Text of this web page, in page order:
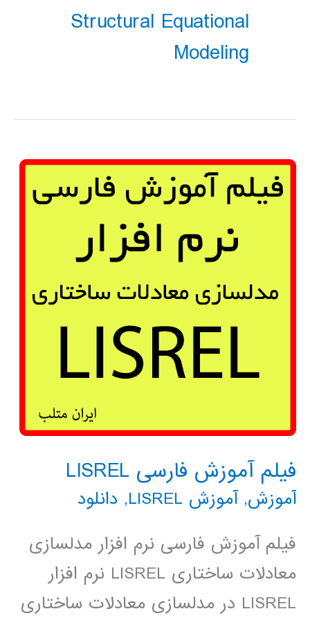
Structural Equational
Modeling
فیلم آموزش فارسی LISREL
آموزش,آموزش LISREL , دانلود
فیلم آموزش فارسی نرم افزار مدلسازی
معادلات ساختاری LISREL نرم افزار
LISREL در مدلسازی معادلات ساختاری